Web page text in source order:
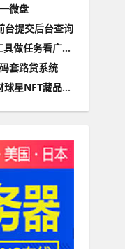
微盘
台提交后台查询
获得收益猫力合成游戏
套路贷系统
投资带uinapp源码